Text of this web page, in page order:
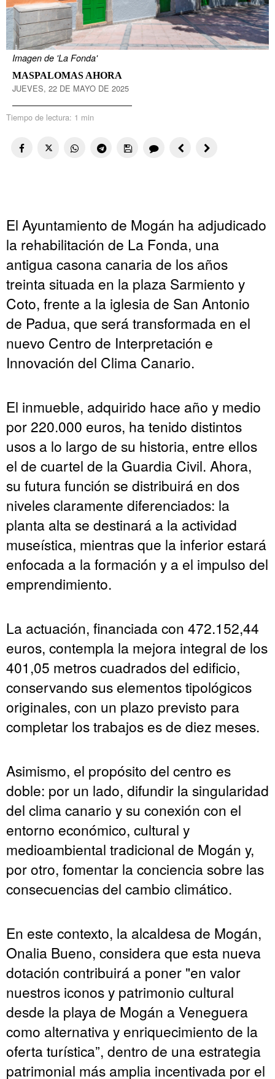
Imagen de 'La Fonda'
MASPALOMAS AHORA
JUEVES, 22 DE MAYO DE 2025
Tiempo de lectura: 1 min
El Ayuntamiento de Mogán ha adjudicado
la rehabilitación de La Fonda, una
antigua casona canaria de los años
treinta situada en la plaza Sarmiento y
Coto, frente a la iglesia de San Antonio
de Padua, que será transformada en el
nuevo Centro de Interpretación e
Innovación del Clima Canario.
El inmueble, adquirido hace año y medio
por 220.000 euros, ha tenido distintos
usos a lo largo de su historia, entre ellos
el de cuartel de la Guardia Civil. Ahora,
su futura función se distribuirá en dos
niveles claramente diferenciados: la
planta alta se destinará a la actividad
museística, mientras que la inferior estará
enfocada a la formación y a el impulso del
emprendimiento.
La actuación, financiada con 472.152,44
euros, contempla la mejora integral de los
401,05 metros cuadrados del edificio,
conservando sus elementos tipológicos
originales, con un plazo previsto para
completar los trabajos es de diez meses.
Asimismo, el propósito del centro es
doble: por un lado, difundir la singularidad
del clima canario y su conexión con el
entorno económico, cultural y
medioambiental tradicional de Mogán y,
por otro, fomentar la conciencia sobre las
consecuencias del cambio climático.
En este contexto, la alcaldesa de Mogán,
Onalia Bueno, considera que esta nueva
dotación contribuirá a poner "en valor
nuestros iconos y patrimonio cultural
desde la playa de Mogán a Veneguera
como alternativa y enriquecimiento de la
oferta turística”, dentro de una estrategia
patrimonial más amplia incentivada por el